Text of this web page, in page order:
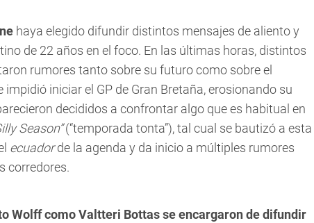
haya elegido difundir distintos mensajes de aliento y
de 22 años en el foco. En las últimas horas, distintos
rumores tanto sobre su futuro como sobre el
iniciar el GP de Gran Bretaña, erosionando su
decididos a confrontar algo que es habitual en
Season”(“temporada tonta”), tal cual se bautizó a esta
ecuadorde la agenda y da inicio a múltiples rumores
corredores.
Wolff como Valtteri Bottas se encargaron de difundir